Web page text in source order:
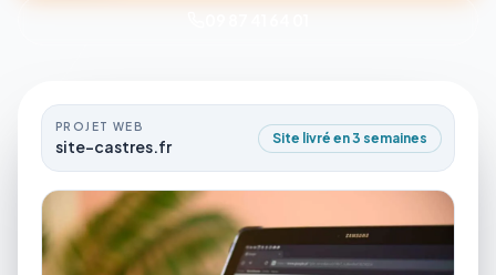
PROJET WEB
site-castres.fr Site livré en 3 semaines